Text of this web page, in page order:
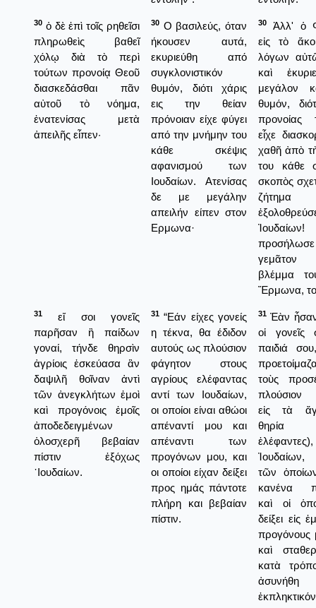
30 ὁ δὲ ἐπὶ τοῖς ρηθεῖσι
πληρωθεὶς βαθεῖ
χόλῳ διὰ τὸ περὶ
τούτων προνοίᾳ Θεοῦ
διασκεδάσθαι πᾶν
αὐτοῦ τὸ νόημα,
ἐνατενίσας μετὰ
ἀπειλῆς εἶπεν·
30 Ο βασιλεύς, όταν
ήκουσεν αυτά,
εκυριεύθη από
συγκλονιστικόν
θυμόν, διότι χάρις
εις την θείαν
πρόνοιαν είχε φύγει
από την μνήμην του
κάθε σκέψις
αφανισμού των
Ιουδαίων. Ατενίσας
δε με μεγάλην
απειλήν είπεν στον
Ερμωνα·
30
Ἀλλ' ὁ
εἰς τὸ
λόγων
καὶ
μεγάλον
θυμόν,
προνοίας
εἶχε
χαθῆ ἀπὸ
του κάθε
σκοπὸς
γεμᾶτον
βλέμμα
Ἕρμωνα,
31
εἴ σοι γονεῖς
παρῆσαν ἢ παίδων
γοναί, τήνδε θηρσὶν
ἀγρίοις ἐσκεύασα ἂν
δαψιλῆ θοῖναν ἀντὶ
τῶν ἀνεγκλήτων ἐμοὶ
καὶ προγόνοις ἐμοῖς
ἀποδεδειγμένων
ὁλοσχερῆ βεβαίαν
πίστιν ἐξόχως
᾿Ιουδαίων.
31 “Εάν είχες γονείς
η τέκνα, θα έδιδον
αυτούς ως πλούσιον
φάγητον στους
αγρίους ελέφαντας
αντί των Ιουδαίων,
οι οποίοι είναι αθώοι
απέναντί μου και
απέναντι των
προγόνων μου, και
οι οποίοι είχαν δείξει
προς ημάς πάντοτε
πλήρη και βεβαίαν
πίστιν.
31 Ἐὰν
οἱ
παιδιά
τοὺς
πλούσιον
εἰς τὰ
θηρία
Ἰουδαίων,
τῶν
κανένα
καὶ οἱ
δείξει εἰς
προγόνους
καὶ
κατὰ